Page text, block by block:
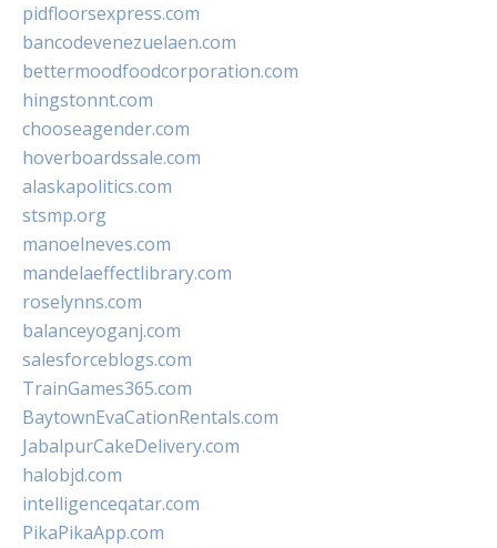
pidfloorsexpress.com
bancodevenezuelaen.com
bettermoodfoodcorporation.com
hingstonnt.com
chooseagender.com
hoverboardssale.com
alaskapolitics.com
stsmp.org
manoelneves.com
mandelaeffectlibrary.com
roselynns.com
balanceyoganj.com
salesforceblogs.com
TrainGames365.com
BaytownEvaCationRentals.com
JabalpurCakeDelivery.com
halobjd.com
intelligenceqatar.com
PikaPikaApp.com